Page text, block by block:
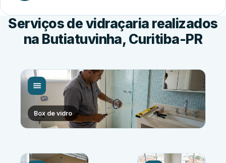
Serviços de vidraçaria realizados
na Butiatuvinha, Curitiba-PR
Box de vidro